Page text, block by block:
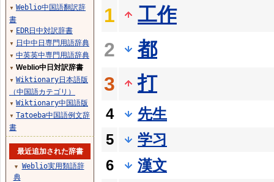
1
工作
2
都
3
打
4
先生
5
学习
6
漢文
▼ Weblio中国語翻訳辞
書
▼ EDR日中対訳辞書
▼ 日中中日専門用語辞典
▼ 中英英中専門用語辞典
▼ Weblio中日対訳辞書
▼ Wiktionary日本語版
（中国語カテゴリ）
▼ Wiktionary中国語版
▼ Tatoeba中国語例文辞
書
最近追加された辞書
▼
Weblio実用類語辞
典